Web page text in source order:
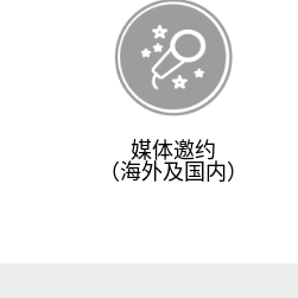
媒体邀约
（海外及国内）